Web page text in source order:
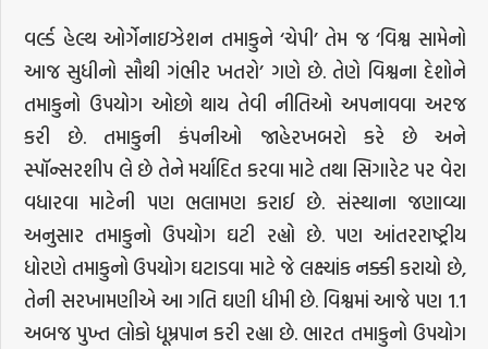
વર્લ્ડ હેલ્થ ઓર્ગેનાઇઝેશન તમાકુને ‘ચેપી’ તેમ જ ‘વિશ્વ સામેનો
આજ સુધીનો સૌથી ગંભીર ખતરો’ ગણે છે. તેણે વિશ્વના દેશોને
તમાકુનો ઉપયોગ ઓછો થાય તેવી નીતિઓ અપનાવવા અરજ
કરી છે. તમાકુની કંપનીઓ જાહેરખબરો કરે છે અને
સ્પૉન્સરશીપ લે છે તેને મર્યાદિત કરવા માટે તથા સિગારેટ પર વેરા
વધારવા માટેની પણ ભલામણ કરાઈ છે. સંસ્થાના જણાવ્યા
અનુસાર તમાકુનો ઉપયોગ ઘટી રહ્યો છે. પણ આંતરરાષ્ટ્રીય
ધોરણે તમાકુનો ઉપયોગ ઘટાડવા માટે જે લક્ષ્યાંક નક્કી કરાયો છે,
તેની સરખામણીએ આ ગતિ ઘણી ધીમી છે. વિશ્વમાં આજે પણ 1.1
અબજ પુખ્ત લોકો ધૂમ્રપાન કરી રહ્યા છે. ભારત તમાકુનો ઉપયોગ